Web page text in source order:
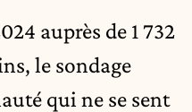
auprès de 1 732
le sondage
qui ne se sent